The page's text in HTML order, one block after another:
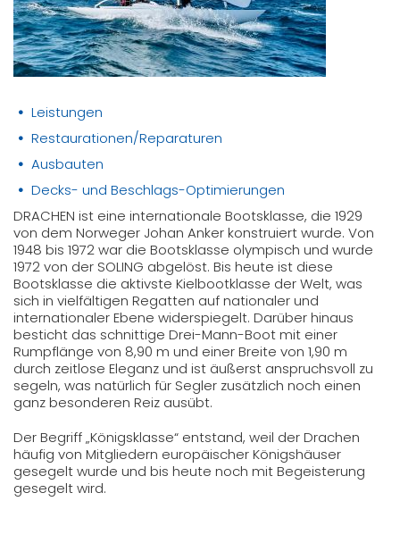
Leistungen
Restaurationen/Reparaturen
Ausbauten
Decks- und Beschlags-Optimierungen
DRACHEN ist eine internationale Bootsklasse, die 1929
von dem Norweger Johan Anker konstruiert wurde. Von
1948 bis 1972 war die Bootsklasse olympisch und wurde
1972 von der SOLING abgelöst. Bis heute ist diese
Bootsklasse die aktivste Kielbootklasse der Welt, was
sich in vielfältigen Regatten auf nationaler und
internationaler Ebene widerspiegelt. Darüber hinaus
besticht das schnittige Drei-Mann-Boot mit einer
Rumpflänge von 8,90 m und einer Breite von 1,90 m
durch zeitlose Eleganz und ist äußerst anspruchsvoll zu
segeln, was natürlich für Segler zusätzlich noch einen
ganz besonderen Reiz ausübt.
Der Begriff „Königsklasse“ entstand, weil der Drachen
häufig von Mitgliedern europäischer Königshäuser
gesegelt wurde und bis heute noch mit Begeisterung
gesegelt wird.